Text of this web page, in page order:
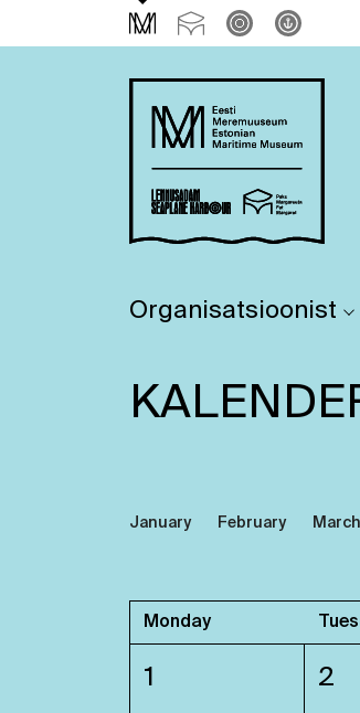
Organisatsioonist
January February March
Monday
1 2